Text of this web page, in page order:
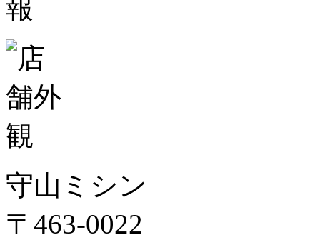
守山ミシン
〒463-0022